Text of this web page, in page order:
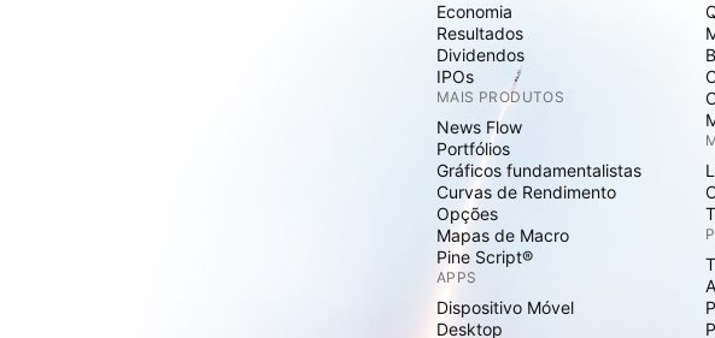
Economia
Resultados
Dividendos
IPOs
MAIS PRODUTOS
News Flow
Portfólios
Gráficos fundamentalistas
Curvas de Rendimento
Opções
Mapas de Macro
Pine Script®
APPS
Dispositivo Móvel
Desktop